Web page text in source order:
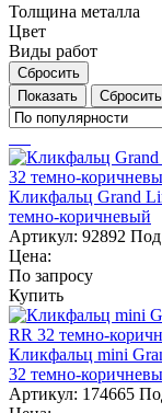
Толщина металла
Цвет
Виды работ
Сбросить
Сбросить
Кликфальц Grand
темно-коричневый
Артикул: 92892 Под
Цена:
По запросу
Купить
Кликфальц mini
32 темно-
Артикул: 174665